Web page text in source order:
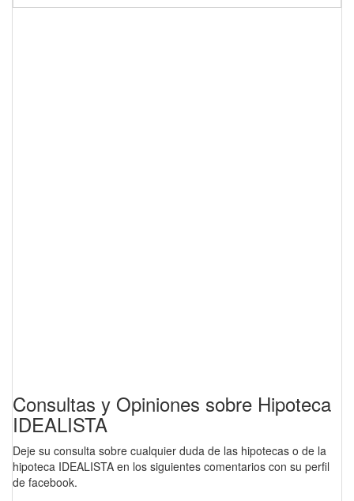
Consultas y Opiniones sobre Hipoteca
IDEALISTA
Deje su consulta sobre cualquier duda de las hipotecas o de la
hipoteca IDEALISTA en los siguientes comentarios con su perfil
de facebook.